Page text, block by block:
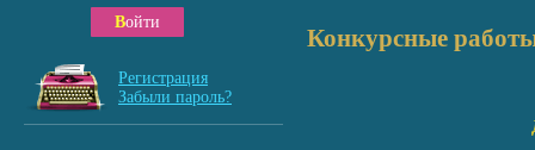
Конкурсные
Войти
Регистрация
Забыли пароль?